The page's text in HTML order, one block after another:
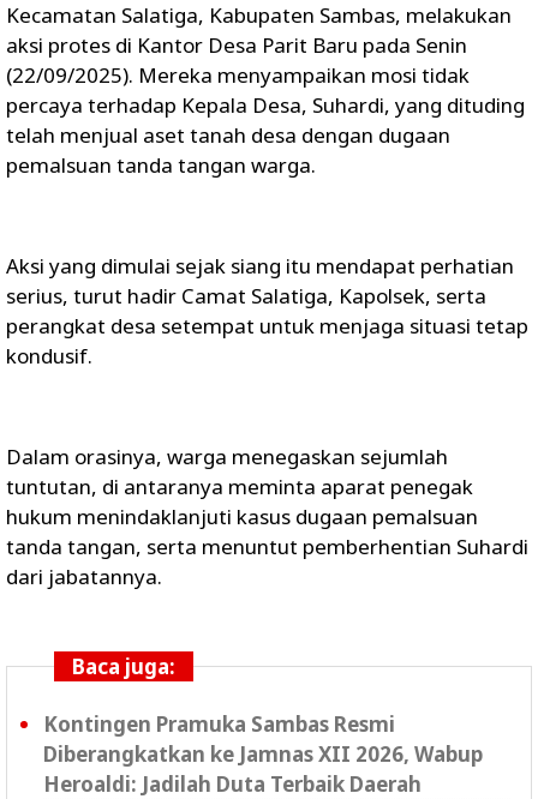
Kecamatan Salatiga, Kabupaten Sambas, melakukan
aksi protes di Kantor Desa Parit Baru pada Senin
(22/09/2025). Mereka menyampaikan mosi tidak
percaya terhadap Kepala Desa, Suhardi, yang dituding
telah menjual aset tanah desa dengan dugaan
pemalsuan tanda tangan warga.
Aksi yang dimulai sejak siang itu mendapat perhatian
serius, turut hadir Camat Salatiga, Kapolsek, serta
perangkat desa setempat untuk menjaga situasi tetap
kondusif.
Dalam orasinya, warga menegaskan sejumlah
tuntutan, di antaranya meminta aparat penegak
hukum menindaklanjuti kasus dugaan pemalsuan
tanda tangan, serta menuntut pemberhentian Suhardi
dari jabatannya.
Baca juga:
Kontingen Pramuka Sambas Resmi
Diberangkatkan ke Jamnas XII 2026, Wabup
Heroaldi: Jadilah Duta Terbaik Daerah